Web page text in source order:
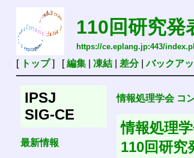
110回研究発
https://ce.eplang.jp:443/
[ トップ] [編集| 凍結| 差分|バックア
IPSJ
SIG-CE
最新情報
情報処理学会 コ
情報処理
110回研究